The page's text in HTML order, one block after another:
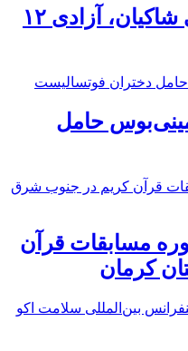
بخشش ۸ میلیارد تومانی شاکیان، آزادی ۱۲
حامل
مسابقات قرآن
کرمان